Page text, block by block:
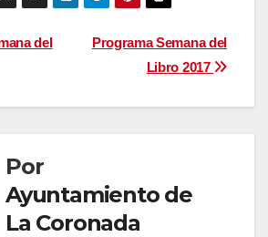
Programa Semana del
Libro 2017
del
Por
Ayuntamiento de
La Coronada